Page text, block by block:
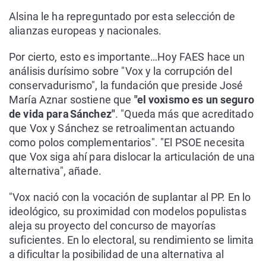
Alsina le ha repreguntado por esta selección de
alianzas europeas y nacionales.
Por cierto, esto es importante…Hoy FAES hace un
análisis durísimo sobre "Vox y la corrupción del
conservadurismo", la fundación que preside José
María Aznar sostiene que "el voxismo es un seguro
de vida para Sánchez". "Queda más que acreditado
que Vox y Sánchez se retroalimentan actuando
como polos complementarios". "El PSOE necesita
que Vox siga ahí para dislocar la articulación de una
alternativa", añade.
"Vox nació con la vocación de suplantar al PP. En lo
ideológico, su proximidad con modelos populistas
aleja su proyecto del concurso de mayorías
suficientes. En lo electoral, su rendimiento se limita
a dificultar la posibilidad de una alternativa al